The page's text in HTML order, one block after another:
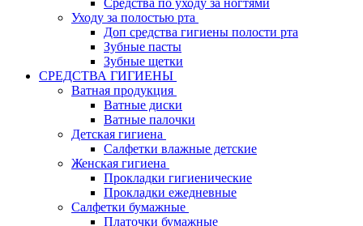
Средства по уходу за ногтями
Уходу за полостью рта
Доп средства гигиены полости рта
Зубные пасты
Зубные щетки
СРЕДСТВА ГИГИЕНЫ
Ватная продукция
Ватные диски
Ватные палочки
Детская гигиена
Салфетки влажные детские
Женская гигиена
Прокладки гигиенические
Прокладки ежедневные
Салфетки бумажные
Платочки бумажные